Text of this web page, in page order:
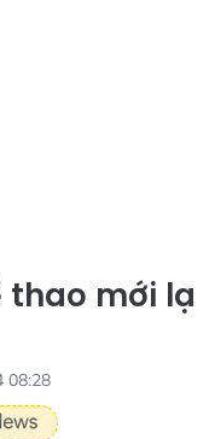
thao mới lạ
08:28